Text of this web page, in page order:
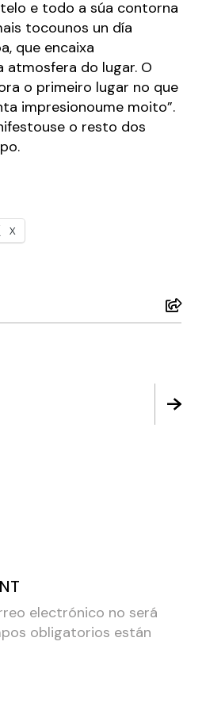
e todo a súa contorna
tocounos un día
que encaixa
do lugar. O
o primeiro lugar no que
impresionoume moito”.
o resto dos
X
electrónico no será
obligatorios están